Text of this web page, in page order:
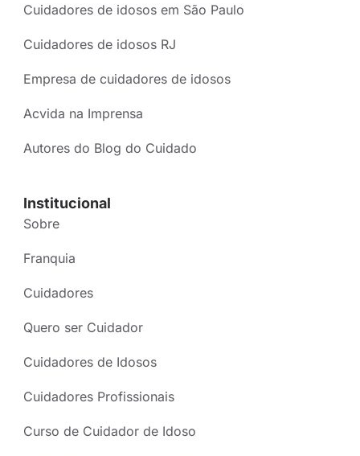
Cuidadores de idosos em São Paulo
Cuidadores de idosos RJ
Empresa de cuidadores de idosos
Acvida na Imprensa
Autores do Blog do Cuidado
Institucional
Sobre
Franquia
Cuidadores
Quero ser Cuidador
Cuidadores de Idosos
Cuidadores Profissionais
Curso de Cuidador de Idoso